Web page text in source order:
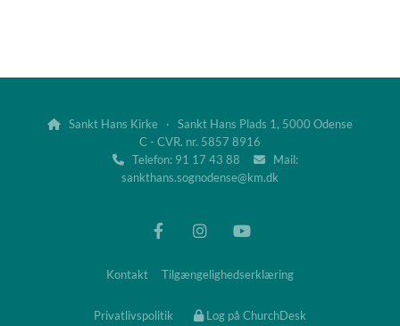

Sankt Hans Kirke · Sankt Hans Plads 1, 5000 Odense
C - CVR. nr. 5857 8916
 Telefon: 91 17 43 88 
Mail:
sankthans.sognodense@km.dk
Kontakt Tilgængelighedserklæring
Privatlivspolitik Log på ChurchDesk